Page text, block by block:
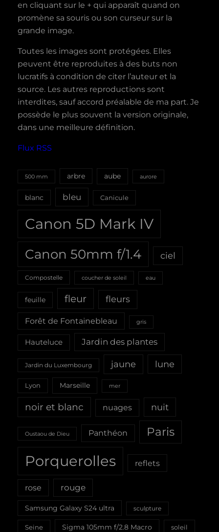
en cliquant sur le + qui apparaît quand on
promène sa souris ou son curseur sur la
grande image.
Toutes les images sont protégées. Elles
peuvent être reproduites à des buts non
lucratifs à condition de citer l’auteur et la
source. Les autres reproductions sont
interdites, sauf accord préalable de ma part. Je
possède le plus souvent la version originale,
dans une meilleure définition.
Flux RSS
500 mm arbre aube aurore
blanc bleu Canicule
Canon 5D Mark IV
Canon 50mm f/1.4 ciel
Compostelle coucher de soleil eau
feuille fleur fleurs
Forêt de Fontainebleau gris
Hauteluce Jardin des plantes
Jardin du Luxembourg jaune lune
Lyon Marseille mer
noir et blanc nuages nuit
Oustaou de Dieu Panthéon Paris
Porquerolles reflets
rose rouge
Samsung Galaxy S24 ultra sculpture
Seine Sigma 105mm f/2.8 Macro soleil